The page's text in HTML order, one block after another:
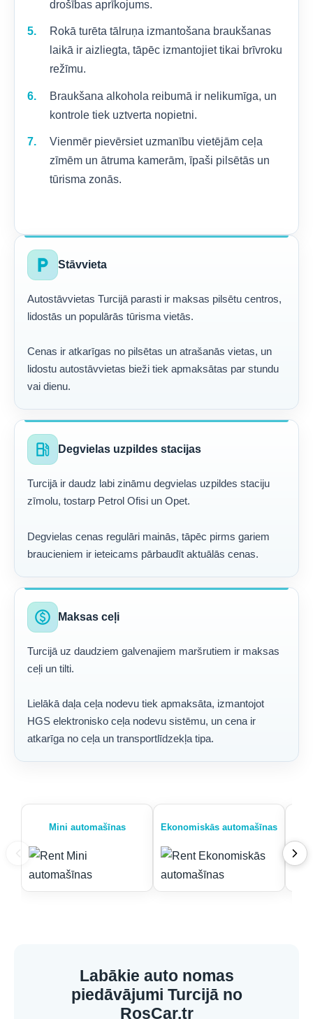
drošības aprīkojums.
Rokā turēta tālruņa izmantošana braukšanas
laikā ir aizliegta, tāpēc izmantojiet tikai brīvroku
režīmu.
Braukšana alkohola reibumā ir nelikumīga, un
kontrole tiek uztverta nopietni.
Vienmēr pievērsiet uzmanību vietējām ceļa
zīmēm un ātruma kamerām, īpaši pilsētās un
tūrisma zonās.
local_parking Stāvvieta
Autostāvvietas Turcijā parasti ir maksas pilsētu centros,
lidostās un populārās tūrisma vietās.
Cenas ir atkarīgas no pilsētas un atrašanās vietas, un
lidostu autostāvvietas bieži tiek apmaksātas par stundu
vai dienu.
local_gas_station Degvielas uzpildes stacijas
Turcijā ir daudz labi zināmu degvielas uzpildes staciju
zīmolu, tostarp Petrol Ofisi un Opet.
Degvielas cenas regulāri mainās, tāpēc pirms gariem
braucieniem ir ieteicams pārbaudīt aktuālās cenas.
paid Maksas ceļi
Turcijā uz daudziem galvenajiem maršrutiem ir maksas
ceļi un tilti.
Lielākā daļa ceļa nodevu tiek apmaksāta, izmantojot
HGS elektronisko ceļa nodevu sistēmu, un cena ir
atkarīga no ceļa un transportlīdzekļa tipa.
Mini automašīnas Ekonomiskās automašīnas
Labākie auto nomas
piedāvājumi Turcijā no
RosCar.tr